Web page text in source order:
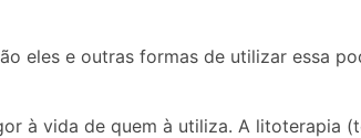
eles e outras formas de utilizar essa
à vida de quem à utiliza. A litoterapia